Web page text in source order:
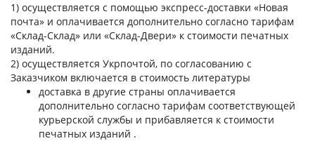
1) осуществляется с помощью экспресс-доставки «Новая
почта» и оплачивается дополнительно согласно тарифам
«Склад-Склад» или «Склад-Двери» к стоимости печатных
изданий.
2) осуществляется Укрпочтой, по согласованию с
Заказчиком включается в стоимость литературы
доставка в другие страны оплачивается
дополнительно согласно тарифам соответствующей
курьерской службы и прибавляется к стоимости
печатных изданий .